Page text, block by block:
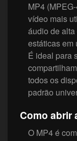
MP4
vídeo mais
áudio de
estáticas em
É ideal para
todos os
padrão
Como abrir
O MP4 é